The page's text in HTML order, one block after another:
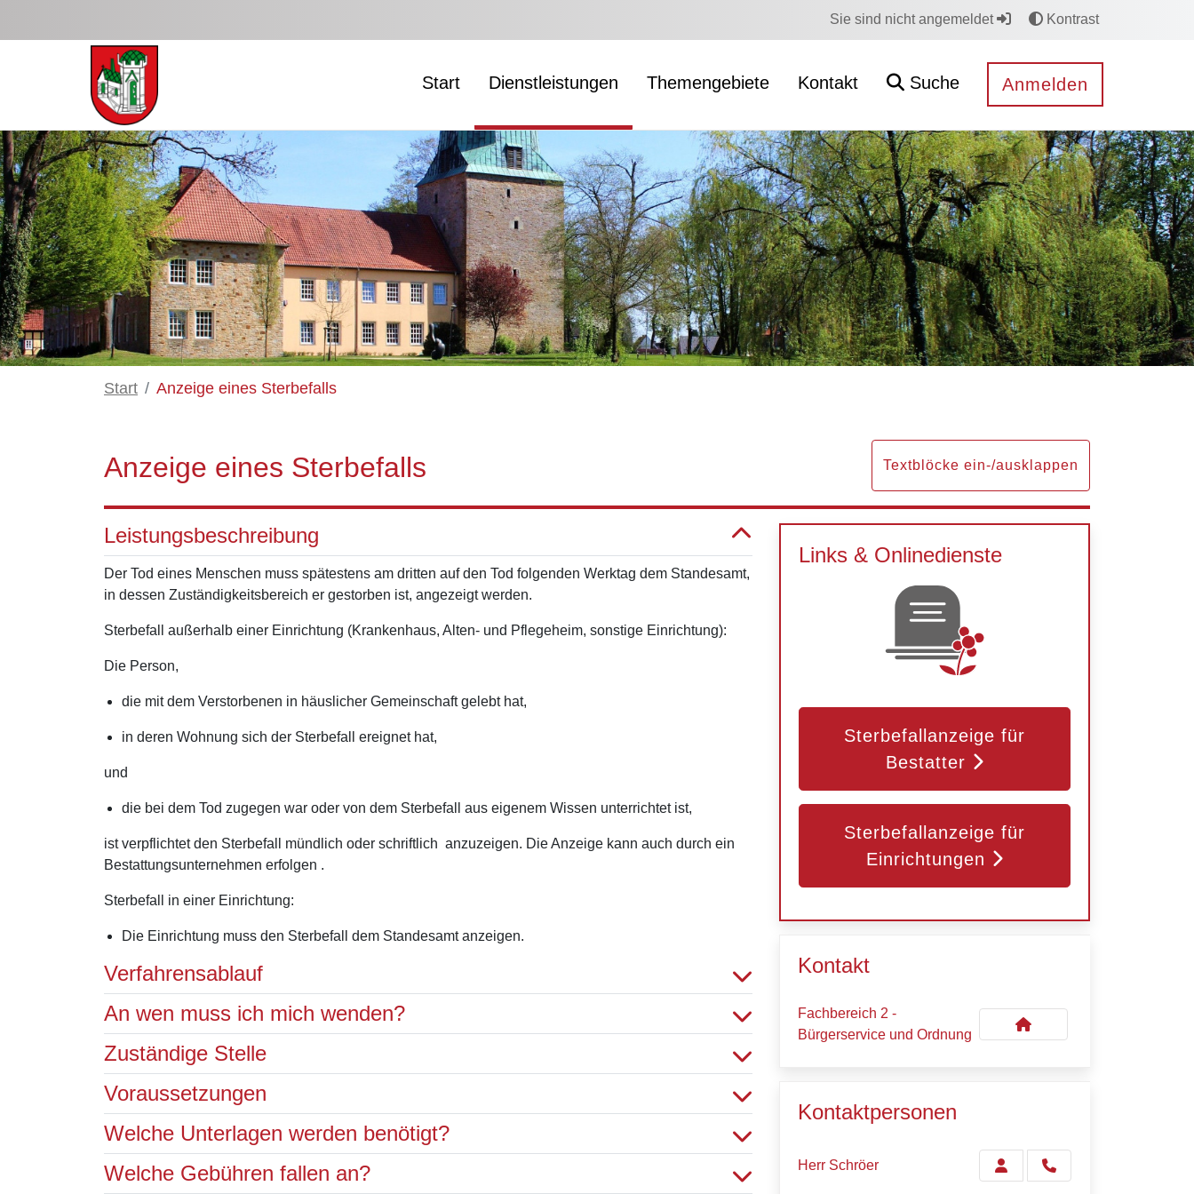
Sie sind nicht angemeldet Kontrast
Start Dienstleistungen Themengebiete Kontakt Suche Anmelden
Start Anzeige eines Sterbefalls
Anzeige eines Sterbefalls Textblöcke ein-/ausklappen
Leistungsbeschreibung
Der Tod eines Menschen muss spätestens am dritten auf den Tod folgenden Werktag dem Standesamt,
in dessen Zuständigkeitsbereich er gestorben ist, angezeigt werden.
Sterbefall außerhalb einer Einrichtung (Krankenhaus, Alten- und Pflegeheim, sonstige Einrichtung):
Die Person,
die mit dem Verstorbenen in häuslicher Gemeinschaft gelebt hat,
in deren Wohnung sich der Sterbefall ereignet hat,
und
die bei dem Tod zugegen war oder von dem Sterbefall aus eigenem Wissen unterrichtet ist,
ist verpflichtet den Sterbefall mündlich oder schriftlich anzuzeigen. Die Anzeige kann auch durch ein
Bestattungsunternehmen erfolgen .
Sterbefall in einer Einrichtung:
Die Einrichtung muss den Sterbefall dem Standesamt anzeigen.
Verfahrensablauf
An wen muss ich mich wenden?
Zuständige Stelle
Voraussetzungen
Welche Unterlagen werden benötigt?
Welche Gebühren fallen an?
Links & Onlinedienste
Sterbefallanzeige für
Bestatter
Sterbefallanzeige für
Einrichtungen
Kontakt
Fachbereich 2 -
Bürgerservice und Ordnung
Kontaktpersonen
Herr Schröer